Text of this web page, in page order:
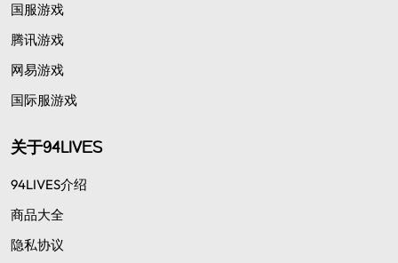
国服游戏
腾讯游戏
网易游戏
国际服游戏
关于94LIVES
94LIVES介绍
商品大全
隐私协议